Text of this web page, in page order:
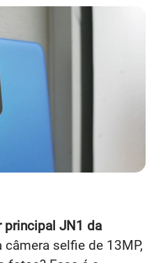
principal JN1 da
câmera selfie de 13MP,